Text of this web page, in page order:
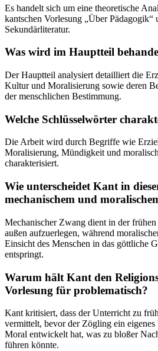
Es handelt sich um eine theoretische
kantschen Vorlesung „Über Pädagogik“
Sekundärliteratur.
Was wird im Hauptteil
Der Hauptteil analysiert detailliert die
Kultur und Moralisierung sowie deren
der menschlichen Bestimmung.
Welche Schlüsselwörter
Die Arbeit wird durch Begriffe wie
Moralisierung, Mündigkeit und
charakterisiert.
Wie unterscheidet Kant in
mechanischem und
Mechanischer Zwang dient in der frühen
außen aufzuerlegen, während
Einsicht des Menschen in das göttliche
entspringt.
Warum hält Kant den
Vorlesung für problematisch?
Kant kritisiert, dass der Unterricht zu
vermittelt, bevor der Zögling ein
Moral entwickelt hat, was zu bloßer
führen könnte.